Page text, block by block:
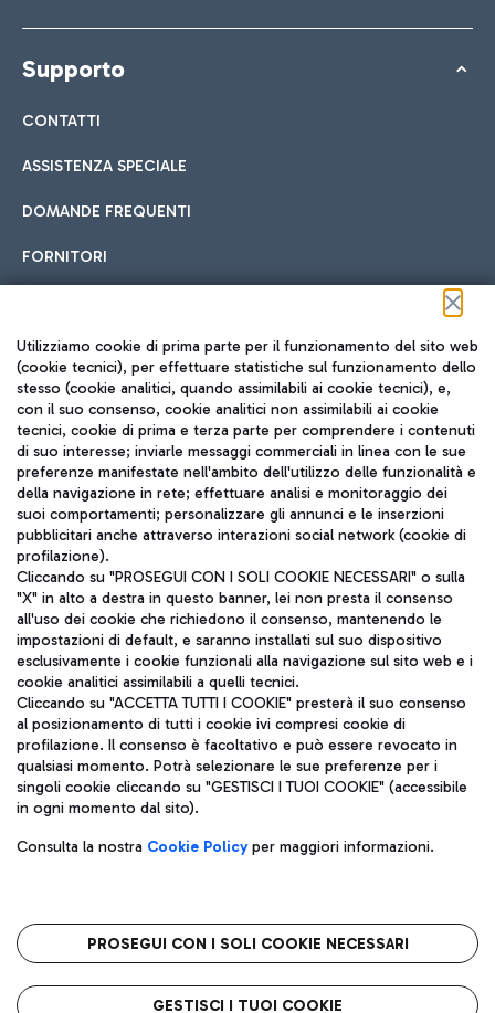
Supporto
CONTATTI
ASSISTENZA SPECIALE
DOMANDE FREQUENTI
FORNITORI
Seguici sui social
TRAVEL JOURNAL
ITA
Aeroporti di Roma S.p.A. - Società soggetta a direzione e
coordinamento di Mundys S.p.A.
Codice fiscale e Registro delle Imprese di Roma 13032990155 P.
IVA 06572251004
Capitale sociale 62.224.743,00 int. vers.
Sede legale: Via Pier Paolo Racchetti 1 - 00054 Fiumicino (RM)
telefono +39 06 65951
Privacy policy
Note legali
Roma FCO
L'aeroporto stellato
Utilizziamo cookie di prima parte per il funzionamento del sito web
(cookie tecnici), per effettuare statistiche sul funzionamento dello
stesso (cookie analitici, quando assimilabili ai cookie tecnici), e,
con il suo consenso, cookie analitici non assimilabili ai cookie
tecnici, cookie di prima e terza parte per comprendere i contenuti
di suo interesse; inviarle messaggi commerciali in linea con le sue
preferenze manifestate nell'ambito dell'utilizzo delle funzionalità e
della navigazione in rete; effettuare analisi e monitoraggio dei
suoi comportamenti; personalizzare gli annunci e le inserzioni
pubblicitari anche attraverso interazioni social network (cookie di
profilazione).
Cliccando su "PROSEGUI CON I SOLI COOKIE NECESSARI" o sulla
"X" in alto a destra in questo banner, lei non presta il consenso
all'uso dei cookie che richiedono il consenso, mantenendo le
impostazioni di default, e saranno installati sul suo dispositivo
esclusivamente i cookie funzionali alla navigazione sul sito web e i
cookie analitici assimilabili a quelli tecnici.
Cliccando su "ACCETTA TUTTI I COOKIE" presterà il suo consenso
al posizionamento di tutti i cookie ivi compresi cookie di
profilazione. Il consenso è facoltativo e può essere revocato in
qualsiasi momento. Potrà selezionare le sue preferenze per i
singoli cookie cliccando su "GESTISCI I TUOI COOKIE" (accessibile
in ogni momento dal sito).
Consulta la nostra Cookie Policyper maggiori informazioni.
PROSEGUI CON I SOLI COOKIE NECESSARI
GESTISCI I TUOI COOKIE